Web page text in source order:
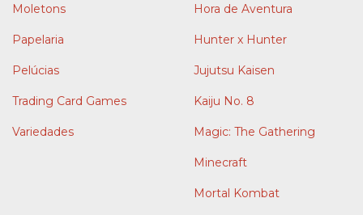
Moletons
Papelaria
Pelúcias
Trading Card Games
Variedades
Hora de Aventura
Hunter x Hunter
Jujutsu Kaisen
Kaiju No. 8
Magic: The Gathering
Minecraft
Mortal Kombat